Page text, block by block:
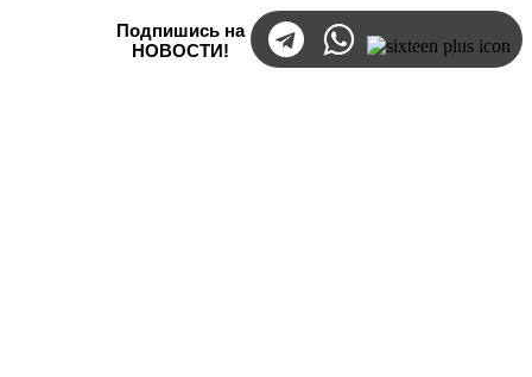
Подпишись на
НОВОСТИ!